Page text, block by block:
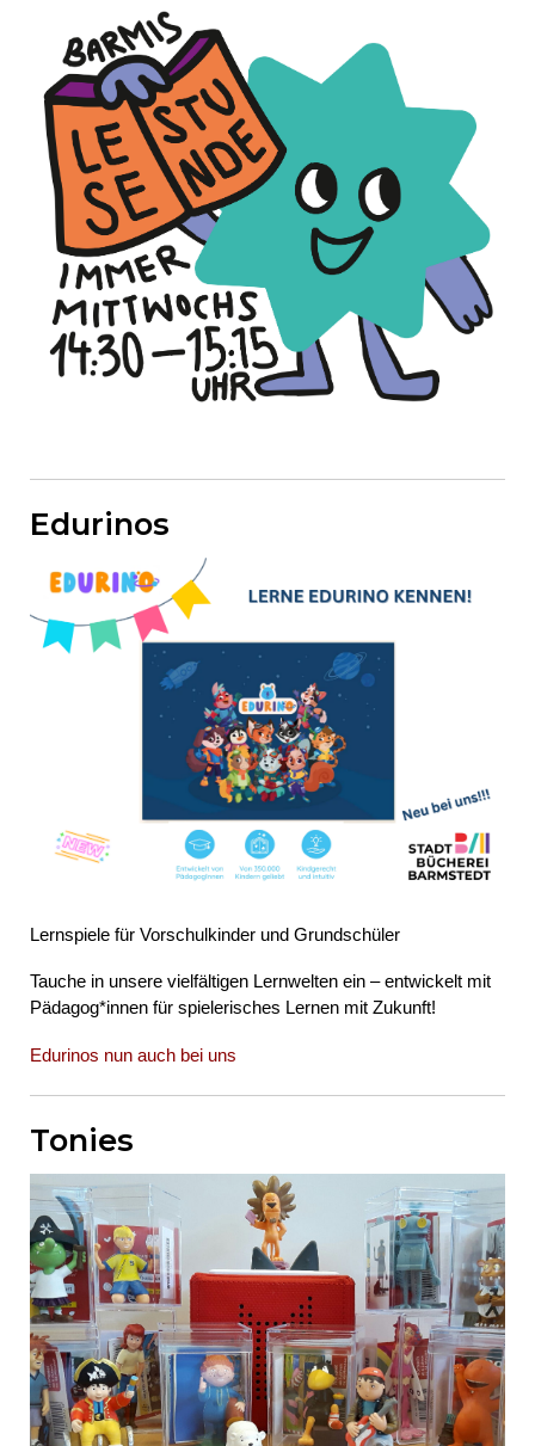
Edurinos
Lernspiele für Vorschulkinder und Grundschüler
Tauche in unsere vielfältigen Lernwelten ein – entwickelt mit
Pädagog*innen für spielerisches Lernen mit Zukunft!
Edurinos nun auch bei uns
Tonies